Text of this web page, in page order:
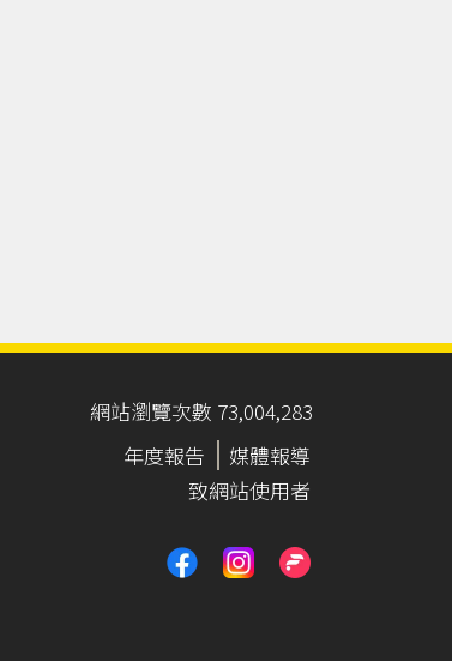
網站瀏覽次數 73,004,283
年度報告
媒體報導
致網站使用者